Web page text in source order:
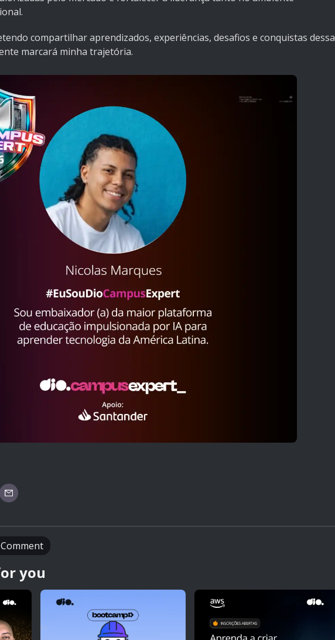
compartilhar aprendizados, experiências, desafios e conquistas dessa
marcará minha trajetória.
Comment
you